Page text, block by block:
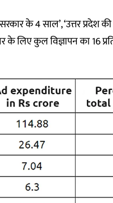
के 4 साल’, ‘उत्तर प्रदेश
के लिए कुल विज्ञापन का 16